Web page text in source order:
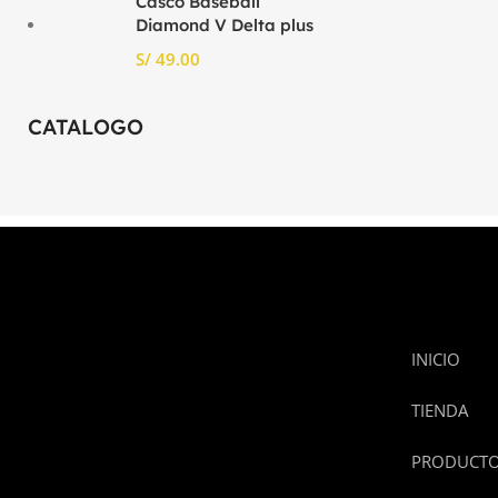
Diamond V Delta plus
S/
CATALOGO
INICIO
TIENDA